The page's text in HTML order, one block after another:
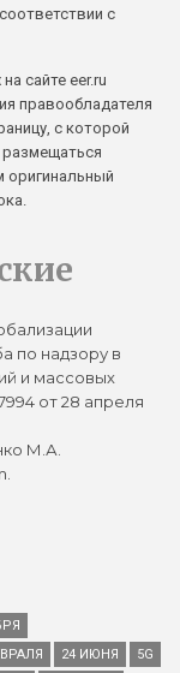
с
сайте eer.ru
правообладателя
с которой
оригинальный
по надзору в
и массовых
от 28 апреля
М.А.
24 ИЮНЯ
5G